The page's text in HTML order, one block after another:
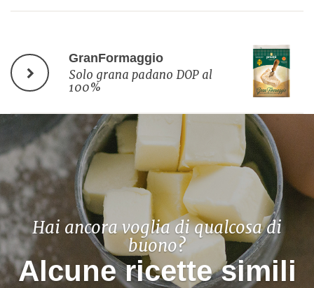
GranFormaggio
Solo grana padano DOP al
100%
Hai ancora voglia di qualcosa di
buono?
Alcune ricette simili